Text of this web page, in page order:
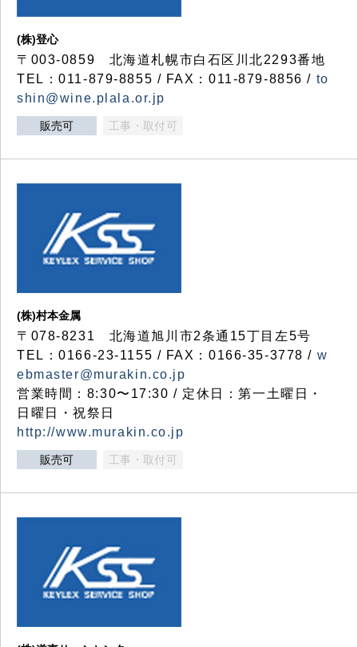
(株)登心
〒003-0859 北海道札幌市白石区川北2293番地
TEL：011-879-8855 / FAX：011-879-8856 / to
shin@wine.plala.or.jp
販売可 工事・取付可
(株)村本金属
〒078-8231 北海道旭川市2条通15丁目左5号
TEL：0166-23-1155 / FAX：0166-35-3778 / w
ebmaster@murakin.co.jp
営業時間：8:30〜17:30 / 定休日：第一土曜日・
日曜日・祝祭日
http://www.murakin.co.jp
販売可 工事・取付可